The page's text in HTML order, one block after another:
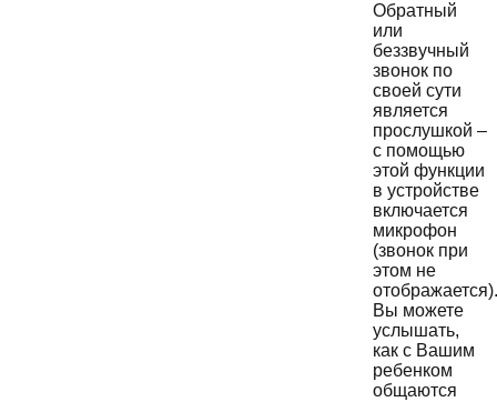
Обратный
или
беззвучный
звонок по
своей сути
является
прослушкой –
с помощью
этой функции
в устройстве
включается
микрофон
(звонок при
этом не
отображается).
Вы можете
услышать,
как с Вашим
ребенком
общаются